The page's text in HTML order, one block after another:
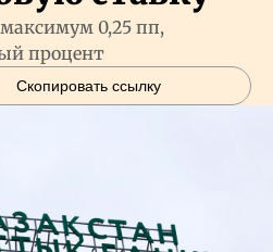
0,25 пп,
процент
Скопировать ссылку